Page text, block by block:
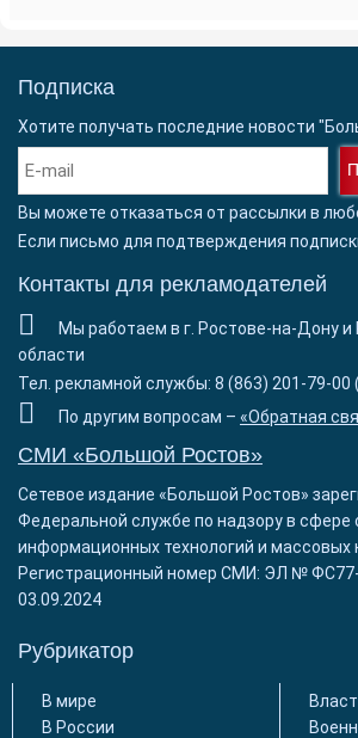
Подписка
Хотите получать последние новости
Вы можете отказаться от рассылки в
Если письмо для подтверждения
Контакты для рекламодателей
Мы работаем в г. Ростове-на-Дону и
области
Тел. рекламной службы: 8 (863) 201-79-00
По другим вопросам – «Обратная
СМИ «Большой Ростов»
Сетевое издание «Большой Ростов»
Федеральной службе по надзору в сфере
информационных технологий и массовых
Регистрационный номер СМИ: ЭЛ №
03.09.2024
Рубрикатор
В мире
В России